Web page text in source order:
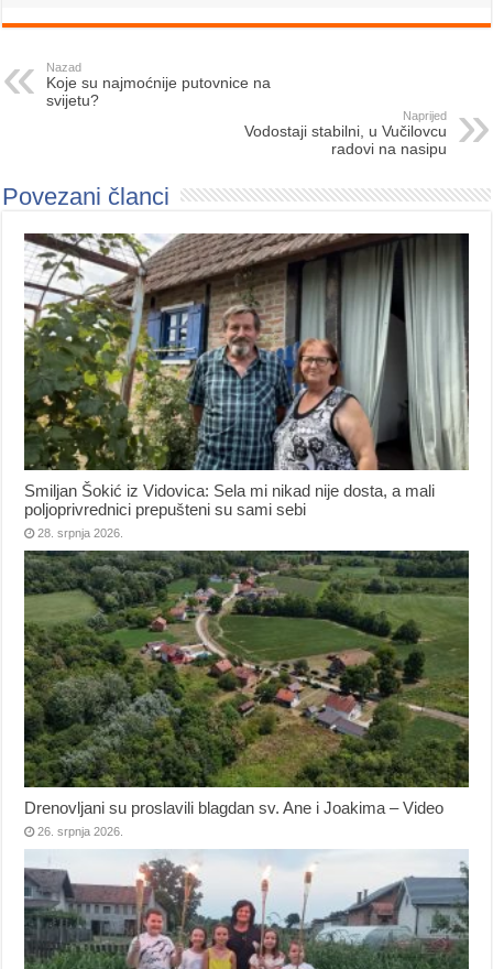
Nazad
Koje su najmoćnije putovnice na
svijetu?
Naprijed
Vodostaji stabilni, u Vučilovcu
radovi na nasipu
Povezani članci
Smiljan Šokić iz Vidovica: Sela mi nikad nije dosta, a mali
poljoprivrednici prepušteni su sami sebi
28. srpnja 2026.
Drenovljani su proslavili blagdan sv. Ane i Joakima – Video
26. srpnja 2026.